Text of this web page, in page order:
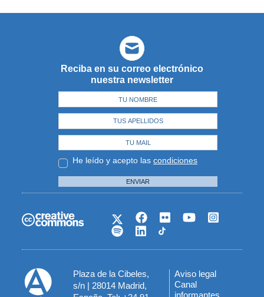
Reciba en su correo electrónico
nuestra newsletter
He leído y acepto las condiciones
ENVIAR
Plaza de la Cibeles,
s/n | 28014 Madrid,
Menú
Aviso legal
Canal
informantes